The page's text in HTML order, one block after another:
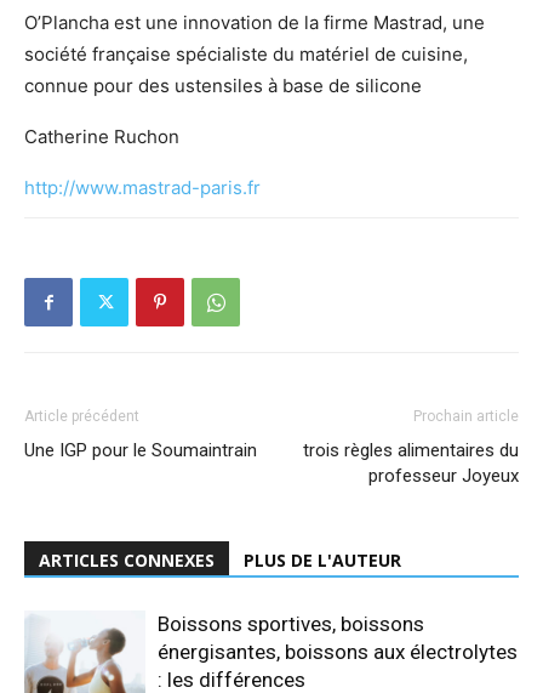
O’Plancha est une innovation de la firme Mastrad, une
société française spécialiste du matériel de cuisine,
connue pour des ustensiles à base de silicone
Catherine Ruchon
http://www.mastrad-paris.fr
Article précédent
Une IGP pour le Soumaintrain
Prochain article
trois règles alimentaires du
professeur Joyeux
ARTICLES CONNEXES PLUS DE L'AUTEUR
Boissons sportives, boissons
énergisantes, boissons aux électrolytes
: les différences